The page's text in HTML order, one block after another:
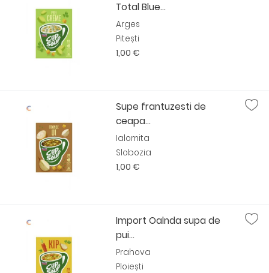
Total Blue...
Arges
Pitești
1,00 €
Supe frantuzesti de
ceapa...
Ialomita
Slobozia
1,00 €
Import Oalnda supa de
pui...
Prahova
Ploiești